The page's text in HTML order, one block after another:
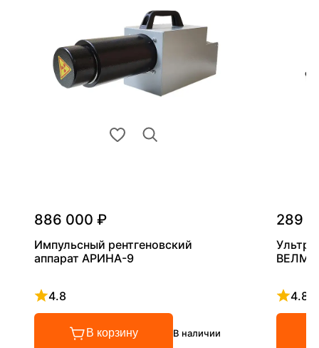
886 000 ₽
Импульсный рентгеновский
аппарат АРИНА-9
4.8
Рейтинг 4.8 из 5
В корзину В наличии
289
4.8